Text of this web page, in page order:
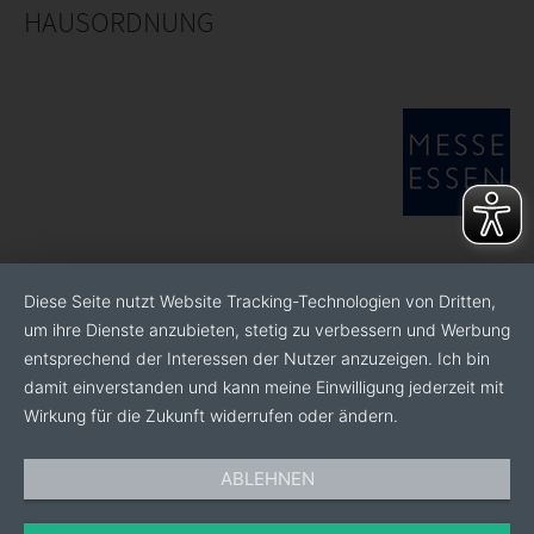
HAUSORDNUNG
Diese Seite nutzt Website Tracking-Technologien von Dritten,
um ihre Dienste anzubieten, stetig zu verbessern und Werbung
entsprechend der Interessen der Nutzer anzuzeigen. Ich bin
damit einverstanden und kann meine Einwilligung jederzeit mit
Wirkung für die Zukunft widerrufen oder ändern.
ABLEHNEN